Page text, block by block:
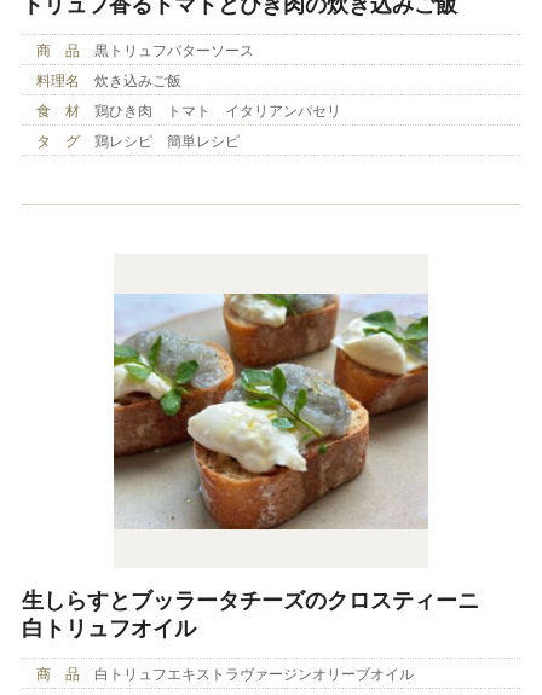
トリュフ香るトマトとひき肉の炊き込みご飯
商 品
黒トリュフバターソース
料理名
炊き込みご飯
食 材
鶏ひき肉 トマト イタリアンパセリ
タ グ
鶏レシピ 簡単レシピ
生しらすとブッラータチーズのクロスティーニ
白トリュフオイル
商 品
白トリュフエキストラヴァージンオリーブオイル